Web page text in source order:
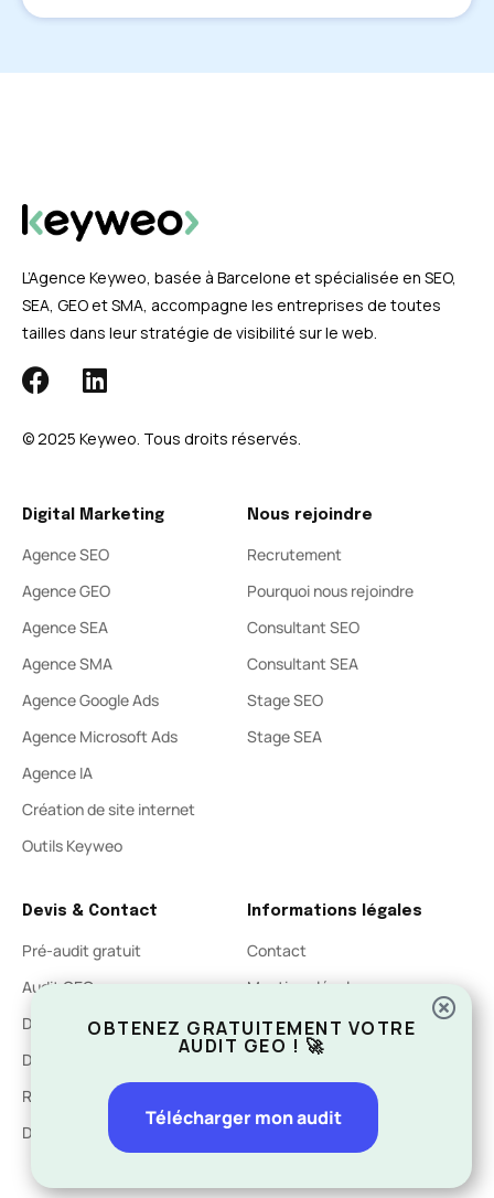
L’Agence Keyweo, basée à Barcelone et spécialisée en SEO,
SEA, GEO et SMA, accompagne les entreprises de toutes
tailles dans leur stratégie de visibilité sur le web.
© 2025 Keyweo. Tous droits réservés.​
Digital Marketing
Agence SEO
Agence GEO
Agence SEA
Agence SMA
Agence Google Ads
Agence Microsoft Ads
Agence IA
Création de site internet
Outils Keyweo
Nous rejoindre
Recrutement
Pourquoi nous rejoindre
Consultant SEO
Consultant SEA
Stage SEO
Stage SEA
Devis & Contact
Pré-audit gratuit
Audit GEO
Devis SEO
Devis site internet
Rachat de site internet
Devenir partenaires
Informations légales
Contact
Mentions légales
Politique de confidentialité
OBTENEZ GRATUITEMENT VOTRE
AUDIT GEO ! 🚀
Télécharger mon audit